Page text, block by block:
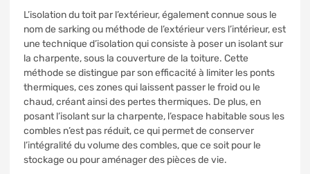
L’isolation du toit par l’extérieur, également connue sous le
nom de sarking ou méthode de l’extérieur vers l’intérieur, est
une technique d’isolation qui consiste à poser un isolant sur
la charpente, sous la couverture de la toiture. Cette
méthode se distingue par son efficacité à limiter les ponts
thermiques, ces zones qui laissent passer le froid ou le
chaud, créant ainsi des pertes thermiques. De plus, en
posant l’isolant sur la charpente, l’espace habitable sous les
combles n’est pas réduit, ce qui permet de conserver
l’intégralité du volume des combles, que ce soit pour le
stockage ou pour aménager des pièces de vie.